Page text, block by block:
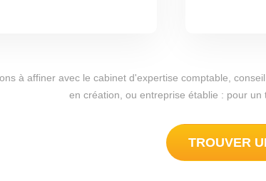
à affiner avec le cabinet d'expertise comptable,
en création, ou entreprise établie : pour
TROUVER